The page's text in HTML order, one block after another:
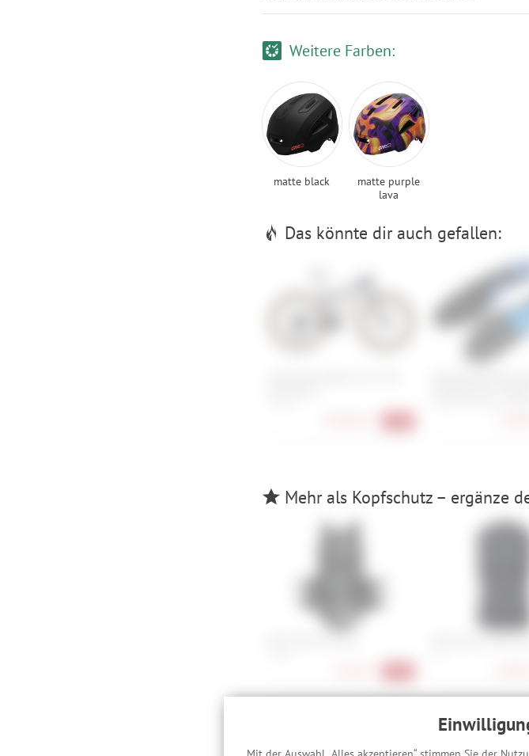
Weitere Farben:
matte black
matte purple
lava
Das könnte dir auch gefallen:
Mehr als Kopfschutz – ergänze
POC Oseus VPD Torso
Beschreibung